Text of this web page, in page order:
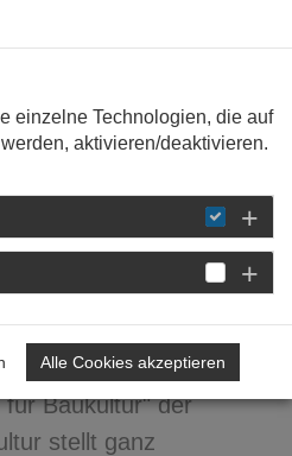
DETAIL
Baukultur" der
stellt ganz
einzelne Technologien, die auf
aktivieren/deaktivieren.
Alle Cookies akzeptieren